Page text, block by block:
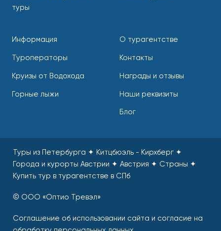
туры
Информация
Туроператоры
Круизы от Водохода
Горные лыжи
О турагентстве
Контакты
Награды и отзывы
Наши реквизиты
Блог
Туры из Петербурга ✦ Китцбюэль - Кирхберг ✦
Города и курорты Австрии ✦ Австрия ✦ Страны ✦
Купить тур в турагентстве в СПб
© ООО «Оптио Тревэл»
Соглашение об использовании сайта и согласие на